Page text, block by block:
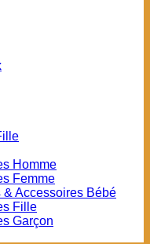
Homme
Femme
Accessoires Bébé
Fille
Garçon